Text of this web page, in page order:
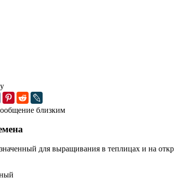
близким
для выращивания в теплицах и на